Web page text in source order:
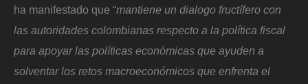
ha manifestado que “mantiene un dialogo fructífero con
las autoridades colombianas respecto a la política fiscal
para apoyar las políticas económicas que ayuden a
solventar los retos macroeconómicos que enfrenta el